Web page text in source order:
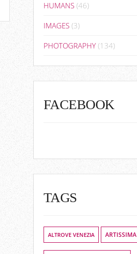
HUMANS (46)
IMAGES (3)
PHOTOGRAPHY (134)
FACEBOOK
TAGS
ALTROVE VENEZIA ARTISSIMA